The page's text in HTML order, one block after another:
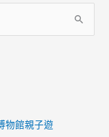
物館親子遊